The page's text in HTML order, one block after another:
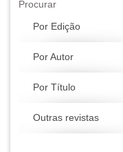
Procurar
Por Edição
Por Autor
Por Título
Outras revistas